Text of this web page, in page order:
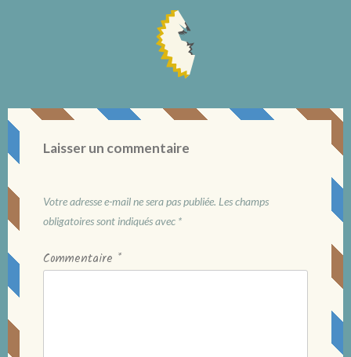
Laisser un commentaire
Votre adresse e-mail ne sera pas publiée. Les champs
obligatoires sont indiqués avec *
Commentaire *